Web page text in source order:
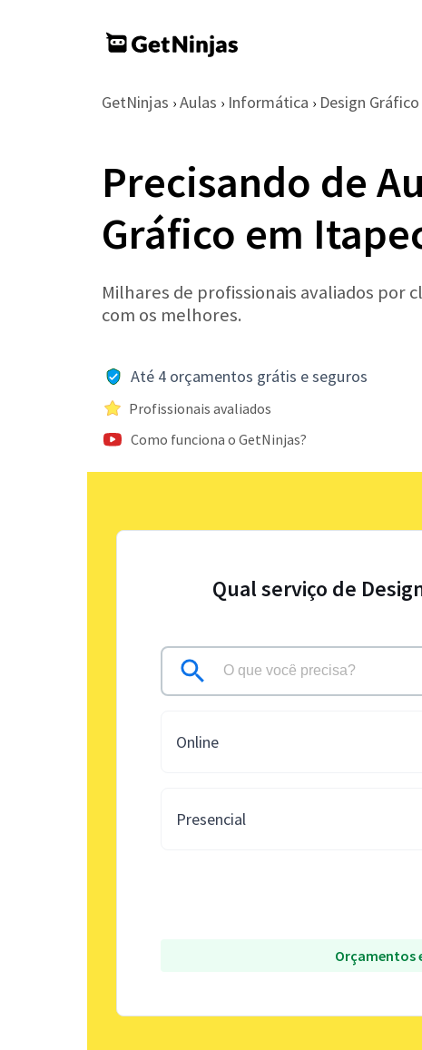
GetNinjas › Aulas › Informática › Design Gráfico
Precisando de
Gráfico em
Milhares de profissionais avaliados por
com os melhores.
Até 4 orçamentos grátis e seguros
Profissionais avaliados
Como funciona o GetNinjas?
Qual serviço de
Online
Presencial
Orçamentos